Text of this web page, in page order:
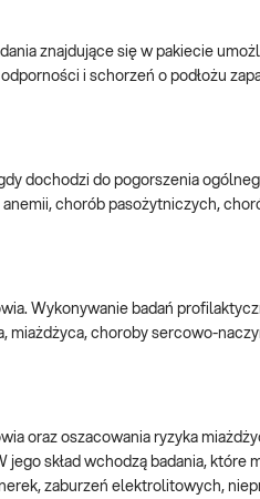
znajdujące się w pakiecie
i schorzeń o podłożu
dochodzi do pogorszenia
chorób pasożytniczych,
Wykonywanie badań
miażdżyca, choroby sercowo-
oraz oszacowania ryzyka
skład wchodzą badania,
zaburzeń elektrolitowych,